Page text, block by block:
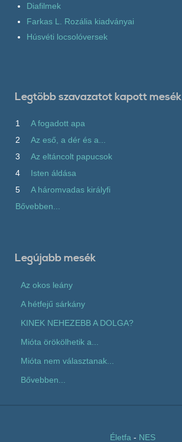
Diafilmek
Farkas L. Rozália kiadványai
Húsvéti locsolóversek
Legtöbb szavazatot kapott mesék
1
A fogadott apa
2
Az eső, a dér és a...
3
Az eltáncolt papucsok
4
Isten áldása
5
A háromvadas királyfi
Bővebben...
Legújabb mesék
Az okos leány
A hétfejű sárkány
KINEK NEHEZEBB A DOLGA?
Mióta örökölhetik a...
Mióta nem választanak...
Bővebben...
Életfa - NES